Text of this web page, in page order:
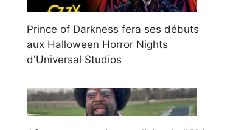
Prince of Darkness fera ses débuts
aux Halloween Horror Nights
d'Universal Studios